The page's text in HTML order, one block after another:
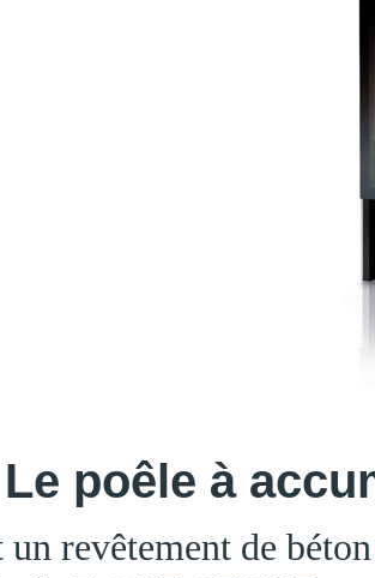
Le poêle à
revêtement de